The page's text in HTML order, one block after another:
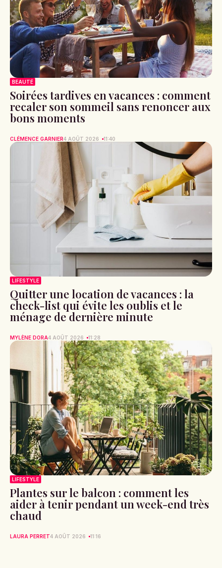
BEAUTÉ
Soirées tardives en vacances : comment
recaler son sommeil sans renoncer aux
bons moments
CLÉMENCE GARNIER4 AOÛT 2026 11:40
LIFESTYLE
Quitter une location de vacances : la
check-list qui évite les oublis et le
ménage de dernière minute
MYLÈNE DORA4 AOÛT 2026 11:28
LIFESTYLE
Plantes sur le balcon : comment les
aider à tenir pendant un week-end très
chaud
LAURA PERRET4 AOÛT 2026 11:16